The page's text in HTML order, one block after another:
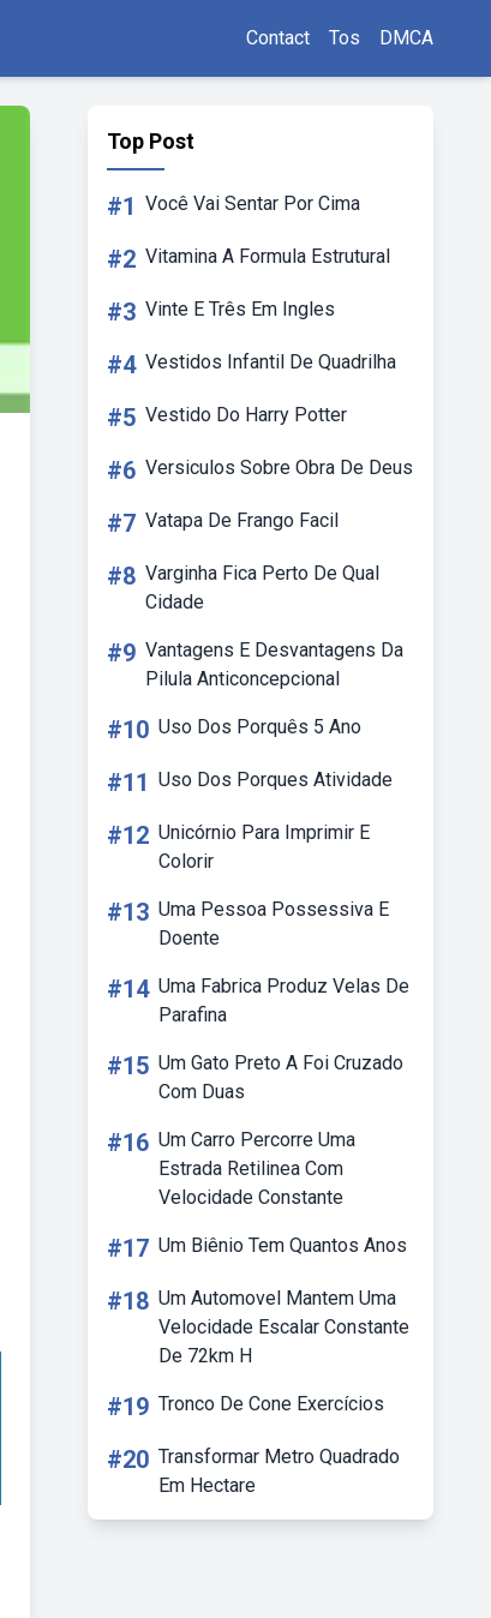
Contact Tos DMCA
Top Post
#1 Você Vai Sentar Por Cima
#2 Vitamina A Formula Estrutural
#3 Vinte E Três Em Ingles
#4 Vestidos Infantil De Quadrilha
#5 Vestido Do Harry Potter
#6 Versiculos Sobre Obra De Deus
#7 Vatapa De Frango Facil
#8 Varginha Fica Perto De Qual
Cidade
#9 Vantagens E Desvantagens Da
Pilula Anticoncepcional
#10 Uso Dos Porquês 5 Ano
#11 Uso Dos Porques Atividade
#12 Unicórnio Para Imprimir E
Colorir
#13 Uma Pessoa Possessiva E
Doente
#14 Uma Fabrica Produz Velas De
Parafina
#15 Um Gato Preto A Foi Cruzado
Com Duas
#16 Um Carro Percorre Uma
Estrada Retilinea Com
Velocidade Constante
#17 Um Biênio Tem Quantos Anos
#18 Um Automovel Mantem Uma
Velocidade Escalar Constante
De 72km H
#19 Tronco De Cone Exercícios
#20 Transformar Metro Quadrado
Em Hectare